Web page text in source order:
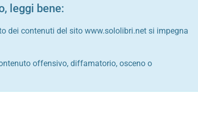
leggi bene:
dei contenuti del sito www.sololibri.net si impegna
offensivo, diffamatorio, osceno o
italiano e di quelle internazionali
sarcastico, denigratorio e sbeffeggiatorio